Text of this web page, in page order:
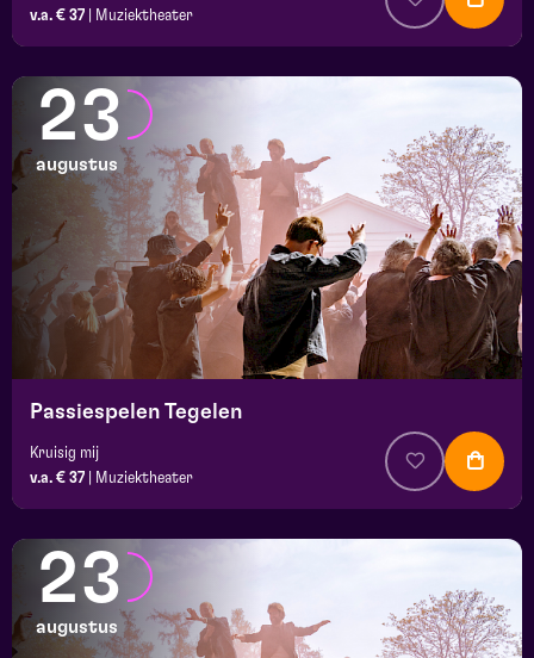
v.a. € 37
Muziektheater
23
augustus
Passiespelen Tegelen
Kruisig mij
v.a. € 37
Muziektheater
23
augustus